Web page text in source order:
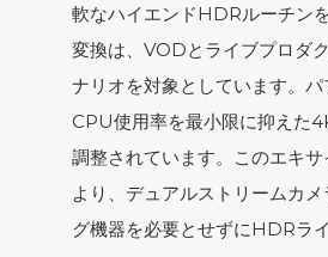
軟なハイエンドHDRルーチン
変換は、VODとライブプロダ
ナリオを対象としています。パ
CPU使用率を最小限に抑えた
調整されています。このエキ
より、デュアルストリームカ
グ機器を必要とせずにHDRラ